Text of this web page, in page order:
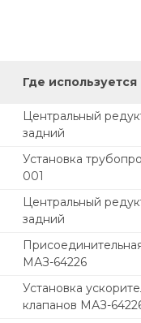
Где используется
Центральный
задний
Установка
001
Центральный
задний
МАЗ-64226
Установка
клапанов МАЗ-